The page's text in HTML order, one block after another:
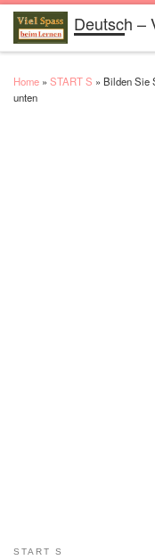
Skip to contentDeutsch –
Home » START S » Bilden Sie
unten
START S